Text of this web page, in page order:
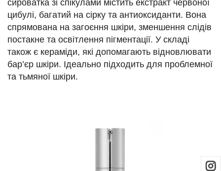
сироватка зі спікулами містить екстракт червоної
цибулі, багатий на сірку та антиоксиданти. Вона
спрямована на загоєння шкіри, зменшення слідів
постакне та освітлення пігментації. У складі
також є кераміди, які допомагають відновлювати
бар’єр шкіри. Ідеально підходить для проблемної
та тьмяної шкіри.